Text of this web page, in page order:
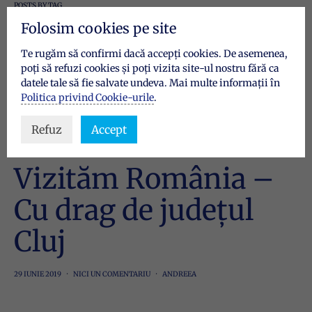
POSTS BY TAG
oraș
1 POST
Vizităm România –
Cu drag de județul
Cluj
29 IUNIE 2019 NICI UN COMENTARIU ANDREEA
Folosim cookies pe site
Te rugăm să confirmi dacă accepți cookies. De asemenea,
poți să refuzi cookies și poți vizita site-ul nostru fără ca
datele tale să fie salvate undeva. Mai multe informații în
Politica privind Cookie-urile.
Refuz Accept